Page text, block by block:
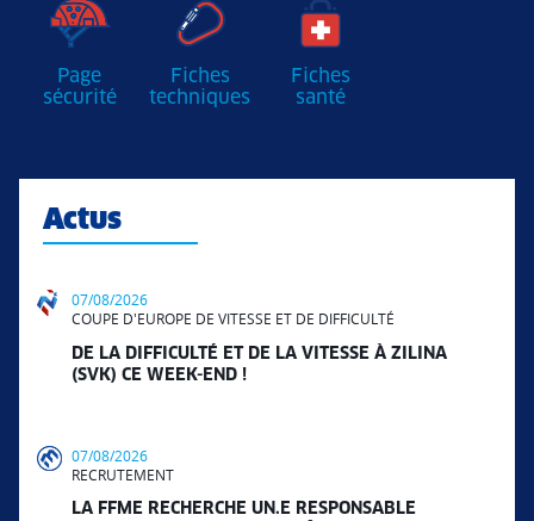
Page
sécurité
Fiches
techniques
Fiches
santé
Actus
07/08/2026
COUPE D'EUROPE DE VITESSE ET DE DIFFICULTÉ
DE LA DIFFICULTÉ ET DE LA VITESSE À ZILINA
(SVK) CE WEEK-END !
07/08/2026
RECRUTEMENT
LA FFME RECHERCHE UN.E RESPONSABLE